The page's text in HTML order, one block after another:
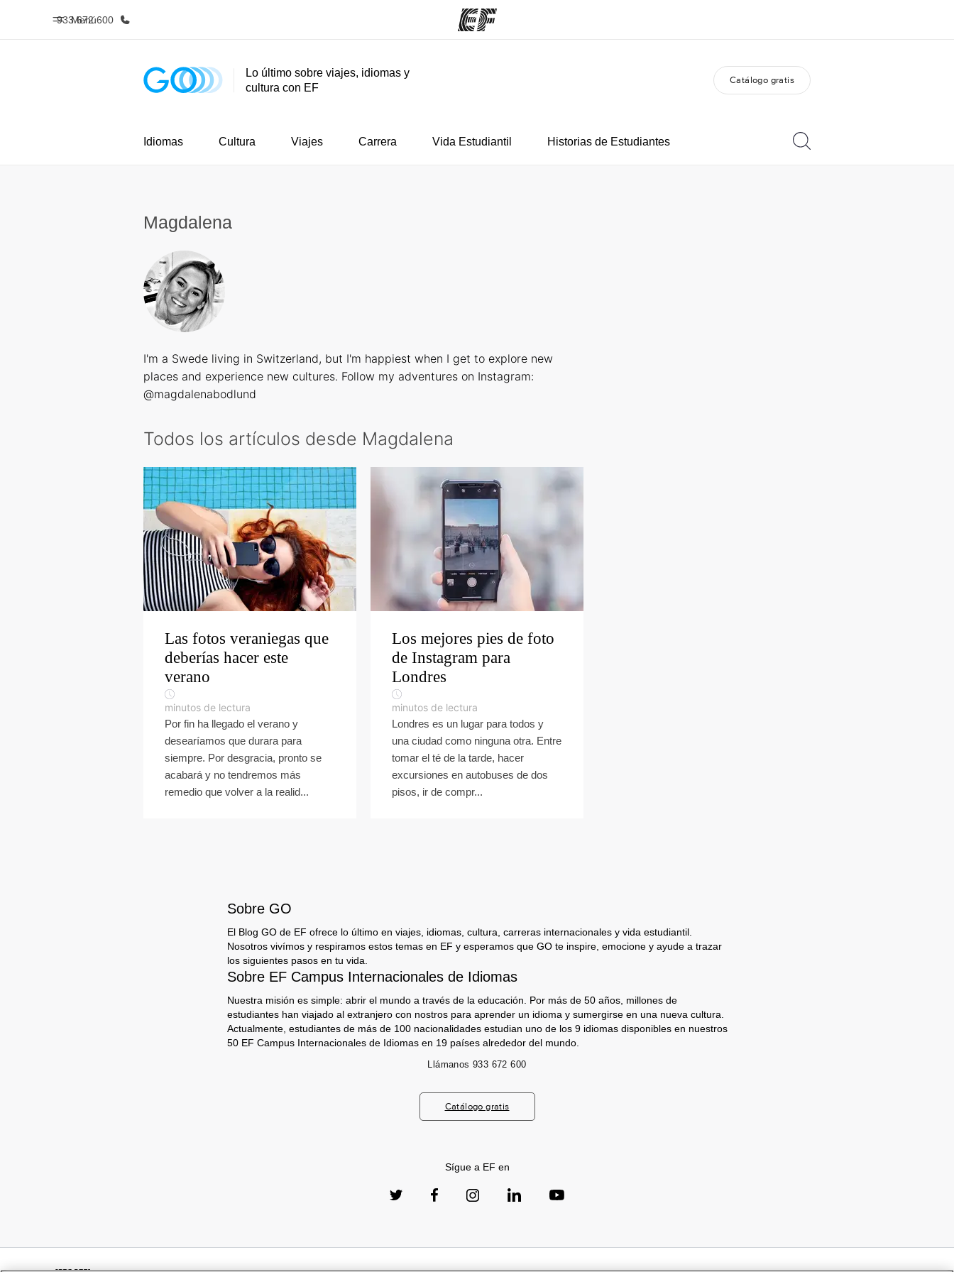
Menú
933 672 600
Inicio Programas Trabajos
Lo último sobre viajes, idiomas y
cultura con EF
Catálogo gratis
Idiomas Cultura Viajes Carrera Vida Estudiantil Historias de Estudiantes
Magdalena
I'm a Swede living in Switzerland, but I'm happiest when I get to explore new
places and experience new cultures. Follow my adventures on Instagram:
@magdalenabodlund
Todos los artículos desde Magdalena
Las fotos veraniegas que
deberías hacer este
verano
minutos de lectura
Por fin ha llegado el verano y
desearíamos que durara para
siempre. Por desgracia, pronto se
acabará y no tendremos más
remedio que volver a la realid...
Los mejores pies de foto
de Instagram para
Londres
minutos de lectura
Londres es un lugar para todos y
una ciudad como ninguna otra. Entre
tomar el té de la tarde, hacer
excursiones en autobuses de dos
pisos, ir de compr...
Sobre GO
El Blog GO de EF ofrece lo último en viajes, idiomas, cultura, carreras internacionales y vida estudiantil.
Nosotros vivímos y respiramos estos temas en EF y esperamos que GO te inspire, emocione y ayude a trazar
los siguientes pasos en tu vida.
Sobre EF Campus Internacionales de Idiomas
Nuestra misión es simple: abrir el mundo a través de la educación. Por más de 50 años, millones de
estudiantes han viajado al extranjero con nostros para aprender un idioma y sumergirse en una nueva cultura.
Actualmente, estudiantes de más de 100 nacionalidades estudian uno de los 9 idiomas disponibles en nuestros
50 EF Campus Internacionales de Idiomas en 19 países alrededor del mundo.
Llámanos 933 672 600
Catálogo gratis
Sígue a EF en